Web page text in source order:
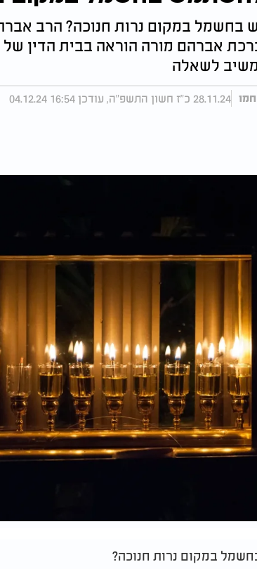
במקום נרות חנוכה? הרב
אברהם מורה הוראה בבית הדין של
לשאלה
28.11.24 כ"ז חשון התשפ"ה, עודכן 16:54 04.12.24
במקום נרות חנוכה?